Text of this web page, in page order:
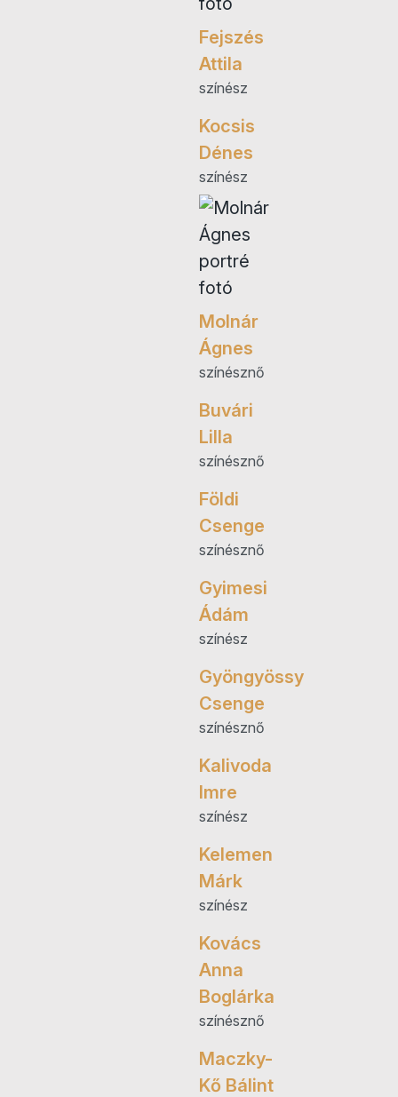
Fejszés
Attila
színész
Kocsis
Dénes
színész
Molnár
Ágnes
színésznő
Buvári
Lilla
színésznő
Földi
Csenge
színésznő
Gyimesi
Ádám
színész
Gyöngyössy
Csenge
színésznő
Kalivoda
Imre
színész
Kelemen
Márk
színész
Kovács
Anna
Boglárka
színésznő
Maczky-
Kő Bálint